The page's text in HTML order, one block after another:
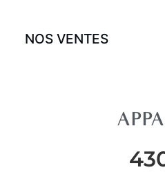
NOS VENTES